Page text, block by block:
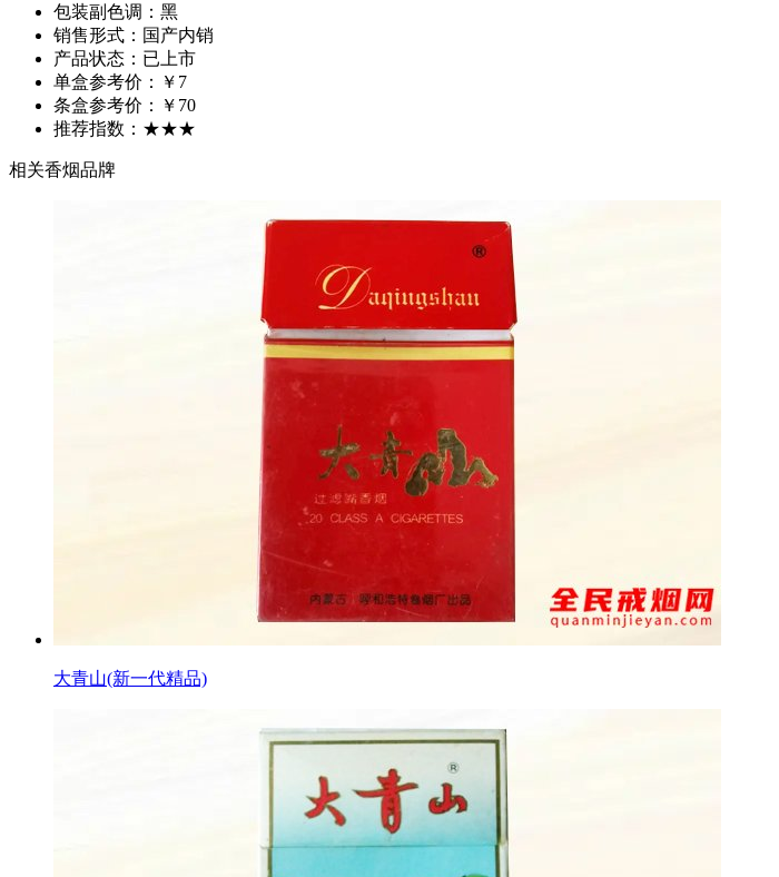
包装副色调： 黑
销售形式： 国产内销
产品状态： 已上市
单盒参考价：
￥7
条盒参考价：
￥70
推荐指数： ★★★
相关香烟品牌
大青山(新一代精品)